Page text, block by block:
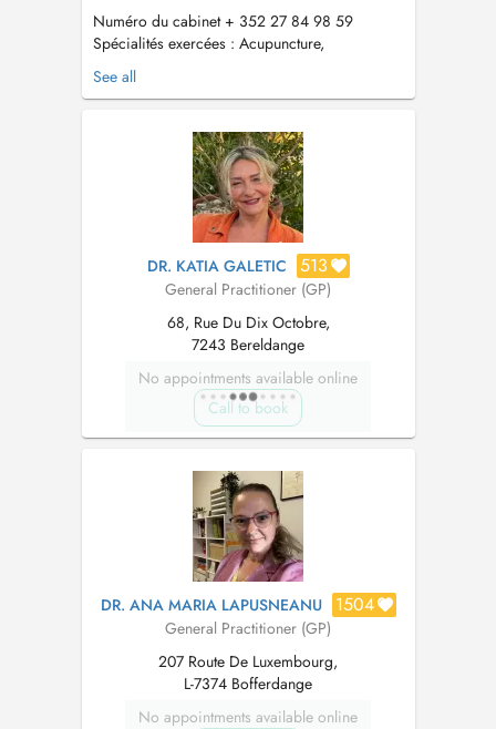
Numéro du cabinet + 352 27 84 98 59
Spécialités exercées : Acupuncture,
Phytotherapie , Complémentation alimentaire
Médecine Traditionnelle Chinoise , Ventouses ,
See all
DR. KATIA GALETIC 513
General Practitioner (GP)
68, Rue Du Dix Octobre,
7243 Bereldange
No appointments available online
Call to book
DR. ANA MARIA LAPUSNEANU 1504
General Practitioner (GP)
207 Route De Luxembourg,
L-7374 Bofferdange
No appointments available online